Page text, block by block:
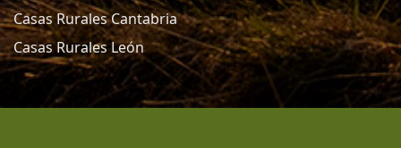
Casas Rurales Cantabria
Casas Rurales León